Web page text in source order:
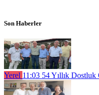
Son Haberler
Yerel 11:03 54 Yıllık